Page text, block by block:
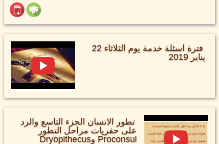
فترة اسئلة خدمة يوم الثلاثاء 22
يناير 2019
تطور الانسان الجزء التاسع والرد
على حفريات مراحل التطور
Proconsul وDryopithecus